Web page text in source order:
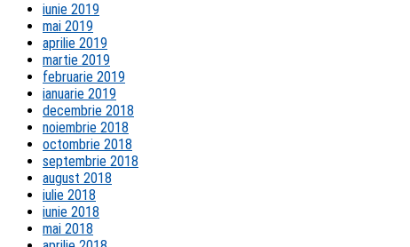
iunie 2019
mai 2019
aprilie 2019
martie 2019
februarie 2019
ianuarie 2019
decembrie 2018
noiembrie 2018
octombrie 2018
septembrie 2018
august 2018
iulie 2018
iunie 2018
mai 2018